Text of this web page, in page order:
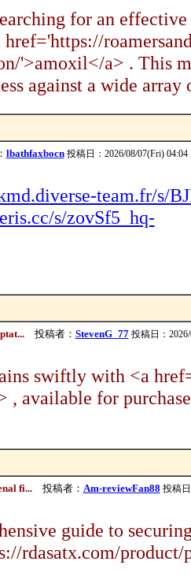
for an
href='https://
'>amoxil</a> . This
against a wide array
lbathfaxbocn 投稿日：2026/08/07(Fri) 04:04
team.fr/s/
s/zovSf5_hq-
投稿者： StevenG_77 投稿日：
swiftly with <a
, available for
fi...投稿者： Am-reviewFan88 投稿
guide to
rdasatx.com/